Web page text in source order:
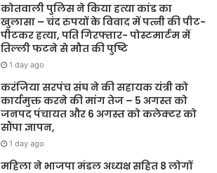
कोतवाली पुलिस ने किया हत्या कांड का
खुलासा – चंद रुपयों के विवाद में पत्नी की पीट-
पीटकर हत्या, पति गिरफ्तार- पोस्टमार्टम में
तिल्ली फटने से मौत की पुष्टि
1 day ago
करंजिया सरपंच संघ ने की सहायक यंत्री को
कार्यमुक्त करने की मांग तेज – 5 अगस्त को
जनपद पंचायत और 6 अगस्त को कलेक्टर को
सौंपा ज्ञापन,
1 day ago
महिला ने भाजपा मंडल अध्यक्ष सहित 8 लोगों